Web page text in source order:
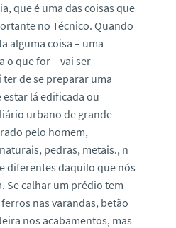
que é uma das coisas que
no Técnico. Quando
alguma coisa – uma
o que for – vai ser
de se preparar uma
estar lá edificada ou
urbano de grande
pelo homem,
pedras, metais., n
diferentes daquilo que nós
Se calhar um prédio tem
nas varandas, betão
nos acabamentos, mas